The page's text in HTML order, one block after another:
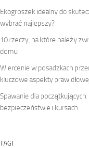
Ekogroszek idealny do
wybrać najlepszy?
10 rzeczy, na które należy
domu
Wiercenie w posadzkach
kluczowe aspekty
Spawanie dla
bezpieczeństwie i kursach
TAGI